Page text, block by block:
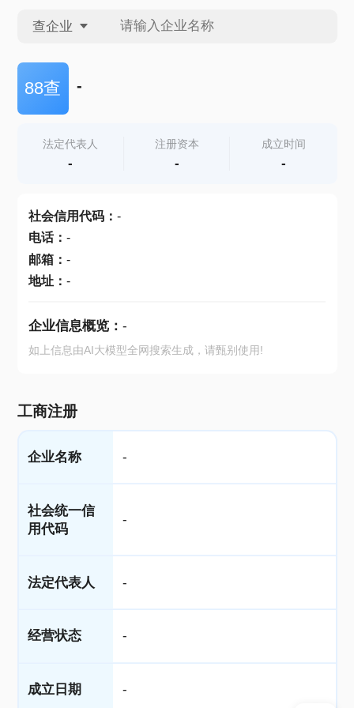
查企业
查企业
查产地
88查 -
法定代表人
-
注册资本
-
成立时间
-
社会信用代码： -
电话： -
邮箱： -
地址： -
企业信息概览： -
如上信息由AI大模型全网搜索生成，请甄别使用!
工商注册
企业名称 -
社会统一信
用代码
-
法定代表人 -
经营状态 -
成立日期 -